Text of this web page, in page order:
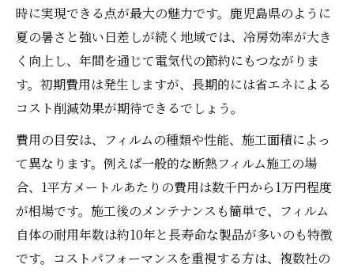
時に実現できる点が最大の魅力です。鹿児島県のように
夏の暑さと強い日差しが続く地域では、冷房効率が大き
く向上し、年間を通じて電気代の節約にもつながりま
す。初期費用は発生しますが、長期的には省エネによる
コスト削減効果が期待できるでしょう。
費用の目安は、フィルムの種類や性能、施工面積によっ
て異なります。例えば一般的な断熱フィルム施工の場
合、1平方メートルあたりの費用は数千円から1万円程度
が相場です。施工後のメンテナンスも簡単で、フィルム
自体の耐用年数は約10年と長寿命な製品が多いのも特徴
です。コストパフォーマンスを重視する方は、複数社の